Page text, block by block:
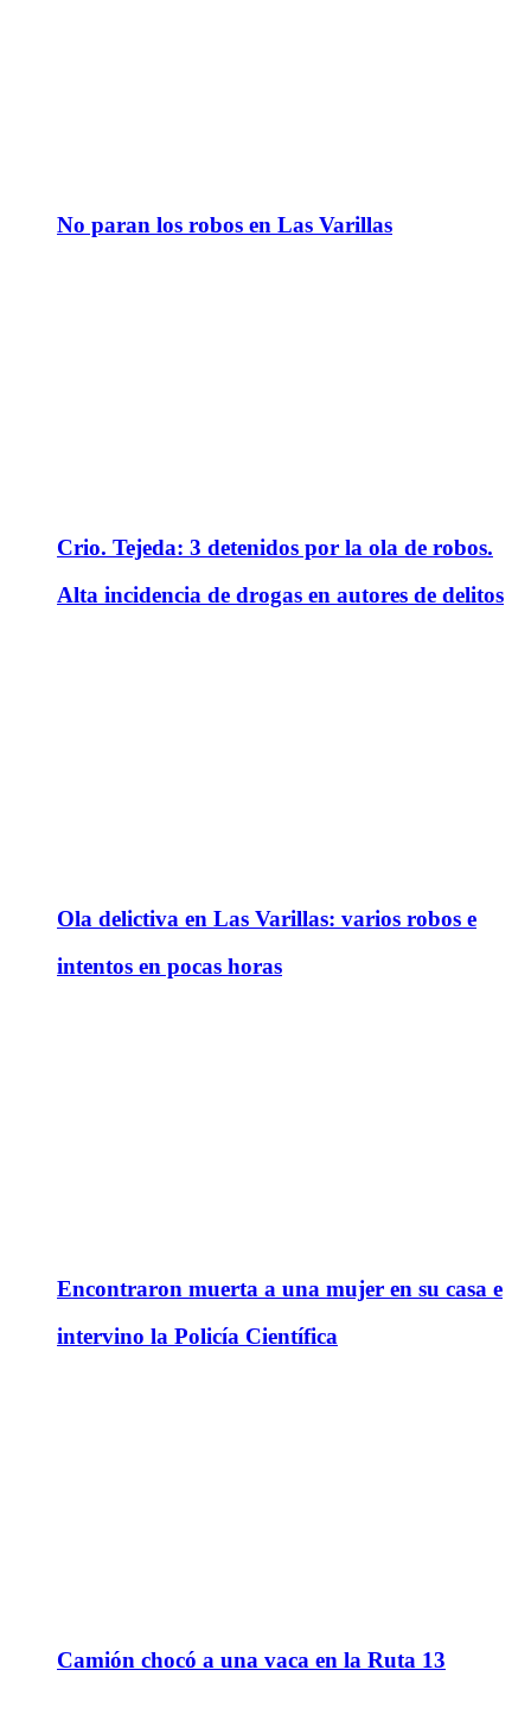
No paran los robos en Las Varillas
Crio. Tejeda: 3 detenidos por la ola de robos.
Alta incidencia de drogas en autores de delitos
Ola delictiva en Las Varillas: varios robos e
intentos en pocas horas
Encontraron muerta a una mujer en su casa e
intervino la Policía Científica
Camión chocó a una vaca en la Ruta 13